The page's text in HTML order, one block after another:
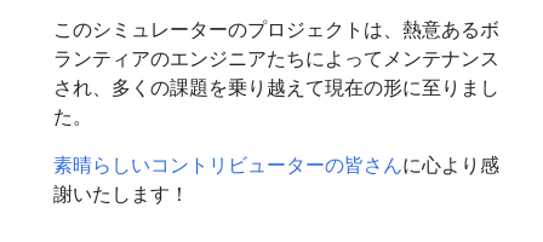
このシミュレーターのプロジェクトは、熱意あるボ
ランティアのエンジニアたちによってメンテナンス
され、多くの課題を乗り越えて現在の形に至りまし
た。
素晴らしいコントリビューターの皆さんに心より感
謝いたします！